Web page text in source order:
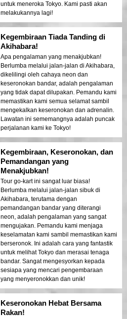
untuk meneroka Tokyo. Kami pasti akan
melakukannya lagi!
Kegembiraan Tiada Tanding di
Akihabara!
Apa pengalaman yang menakjubkan!
Berlumba melalui jalan-jalan di Akihabara,
dikelilingi oleh cahaya neon dan
keseronokan bandar, adalah pengalaman
yang tidak dapat dilupakan. Pemandu kami
memastikan kami semua selamat sambil
mengekalkan keseronokan dan adrenalin.
Lawatan ini sememangnya adalah puncak
perjalanan kami ke Tokyo!
Kegembiraan, Keseronokan, dan
Pemandangan yang
Menakjubkan!
Tour go-kart ini sangat luar biasa!
Berlumba melalui jalan-jalan sibuk di
Akihabara, terutama dengan
pemandangan bandar yang diterangi
neon, adalah pengalaman yang sangat
mengujakan. Pemandu kami menjaga
keselamatan kami sambil memastikan kami
berseronok. Ini adalah cara yang fantastik
untuk melihat Tokyo dan merasai tenaga
bandar. Sangat mengesyorkan kepada
sesiapa yang mencari pengembaraan
yang menyeronokkan dan unik!
Keseronokan Hebat Bersama
Rakan!